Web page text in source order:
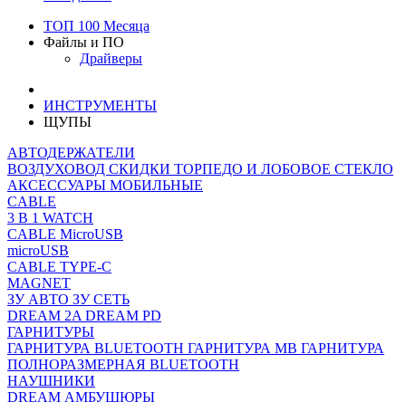
ТОП 100 Месяца
Файлы и ПО
Драйверы
ИНСТРУМЕНТЫ
ЩУПЫ
АВТОДЕРЖАТЕЛИ
ВОЗДУХОВОД СКИДКИ ТОРПЕДО И ЛОБОВОЕ СТЕКЛО
АКСЕССУАРЫ МОБИЛЬНЫЕ
CABLE
3 В 1 WATCH
CABLE MicroUSB
microUSB
CABLE TYPE-C
MAGNET
ЗУ АВТО ЗУ СЕТЬ
DREAM 2A DREAM PD
ГАРНИТУРЫ
ГАРНИТУРА BLUETOOTH ГАРНИТУРА MB ГАРНИТУРА
ПОЛНОРАЗМЕРНАЯ BLUETOOTH
НАУШНИКИ
DREAM АМБУШЮРЫ